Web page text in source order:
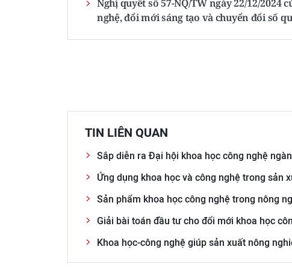
Nghị quyết số 57-NQ/TW ngày 22/12/
nghệ, đổi mới sáng tạo và chuyển đổi số
TIN LIÊN QUAN
Sắp diễn ra Đại hội khoa học công nghệ
Ứng dụng khoa học và công nghệ trong sản
Sản phẩm khoa học công nghệ trong nông
Giải bài toán đầu tư cho đổi mới khoa học
Khoa học-công nghệ giúp sản xuất nông